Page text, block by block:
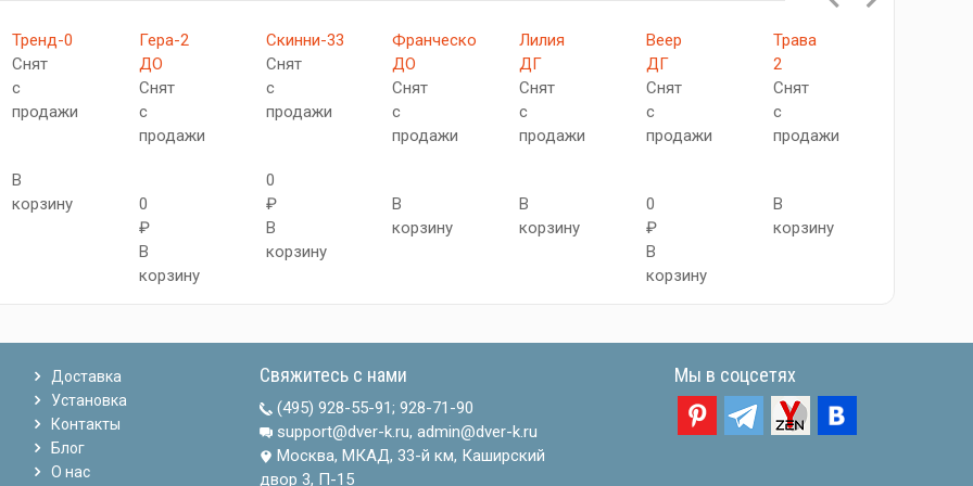
Тренд-0
Снят
с
продажи
В
корзину
Гера-2
ДО
Снят
с
продажи
0
₽
В
корзину
Скинни-33
Снят
с
продажи
0
₽
В
корзину
Франческо
ДО
Снят
с
продажи
В
корзину
Лилия
ДГ
Снят
с
продажи
В
корзину
Веер
ДГ
Снят
с
продажи
0
₽
В
корзину
Трава
2
Снят
с
продажи
В
корзину
Доставка
Установка
Контакты
Блог
О нас
Свяжитесь с нами
(495) 928-55-91; 928-71-90
support@dver-k.ru, admin@dver-k.ru
Москва, МКАД, 33-й км, Каширский
двор 3, П-15
Мы в соцсетях